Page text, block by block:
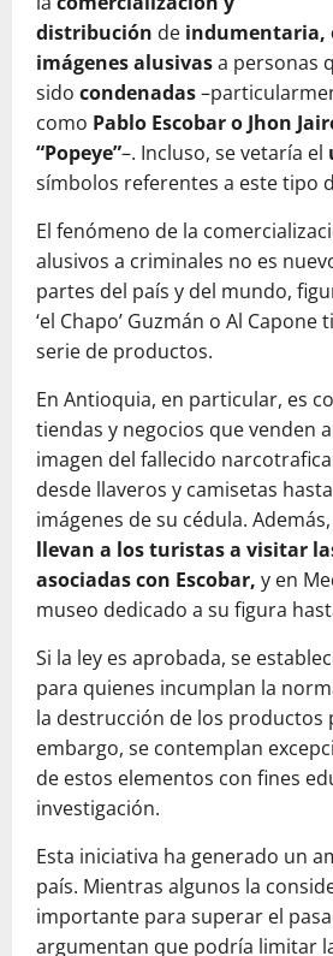
distribución de indumentaria,
imágenes alusivasa personas
sido condenadas
como Pablo Escobar o Jhon
“Popeye”–. Incluso, se vetaría el
símbolos referentes a este tipo
El fenómeno de la
alusivos a criminales no es
partes del país y del mundo,
‘el Chapo’ Guzmán o Al
serie de productos.
En Antioquia, en particular, es
tiendas y negocios que venden
imagen del fallecido
desde llaveros y camisetas
imágenes de su cédula. Además,
llevan a los turistas a visitar
asociadas con Escobar, y en
museo dedicado a su figura
Si la ley es aprobada, se
para quienes incumplan la
la destrucción de los productos
embargo, se contemplan
de estos elementos con fines
investigación.
Esta iniciativa ha generado un
país. Mientras algunos la
importante para superar el
argumentan que podría limitar